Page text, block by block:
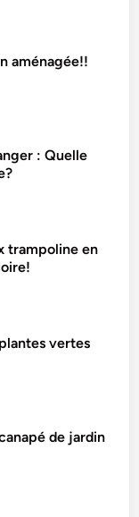
aménagée!!
: Quelle
trampoline en
vertes
de jardin